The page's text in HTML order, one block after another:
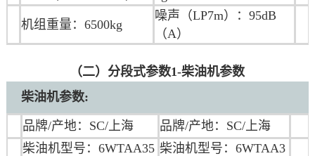
机组重量：6500kg
噪声（LP7m）：95dB
（A）
（二）分段式参数1-柴油机参数
柴油机参数:
品牌/产地： SC/上海 品牌/产地： SC/上海
柴油机型号：6WTAA35 柴油机型号：6WTAA3